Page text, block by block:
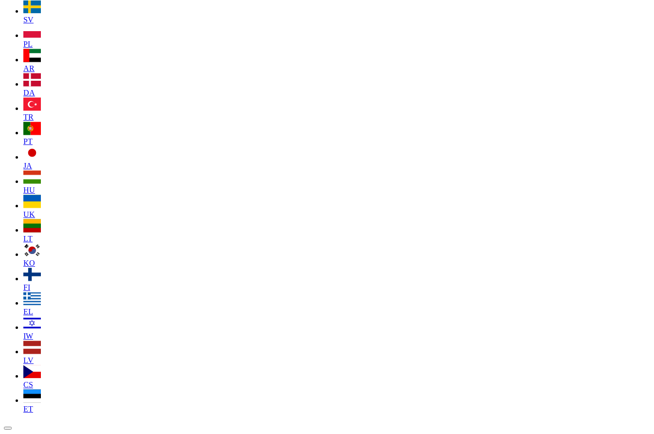
SV
PL
AR
DA
TR
PT
JA
HU
UK
LT
KO
FI
EL
IW
LV
CS
ET